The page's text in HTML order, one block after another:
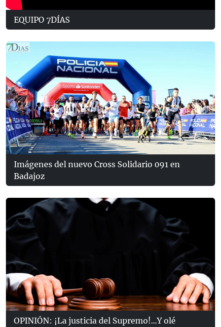
EQUIPO 7DÍAS
Imágenes del nuevo Cross Solidario 091 en
Badajoz
OPINIÓN: ¡La justicia del Supremo!...Y olé